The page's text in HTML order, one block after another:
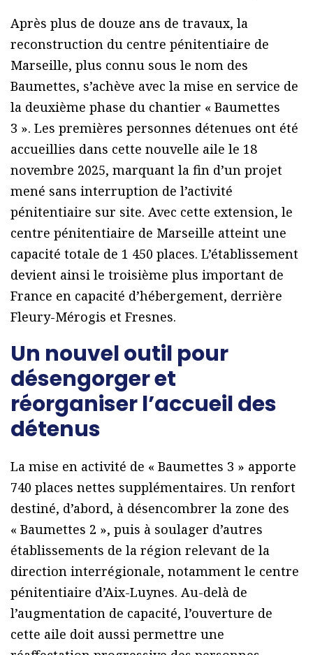
Après plus de douze ans de travaux, la
reconstruction du centre pénitentiaire de
Marseille, plus connu sous le nom des
Baumettes, s’achève avec la mise en service de
la deuxième phase du chantier « Baumettes
3 ». Les premières personnes détenues ont été
accueillies dans cette nouvelle aile le 18
novembre 2025, marquant la fin d’un projet
mené sans interruption de l’activité
pénitentiaire sur site. Avec cette extension, le
centre pénitentiaire de Marseille atteint une
capacité totale de 1 450 places. L’établissement
devient ainsi le troisième plus important de
France en capacité d’hébergement, derrière
Fleury-Mérogis et Fresnes.
Un nouvel outil pour
désengorger et
réorganiser l’accueil des
détenus
La mise en activité de « Baumettes 3 » apporte
740 places nettes supplémentaires. Un renfort
destiné, d’abord, à désencombrer la zone des
« Baumettes 2 », puis à soulager d’autres
établissements de la région relevant de la
direction interrégionale, notamment le centre
pénitentiaire d’Aix-Luynes. Au-delà de
l’augmentation de capacité, l’ouverture de
cette aile doit aussi permettre une